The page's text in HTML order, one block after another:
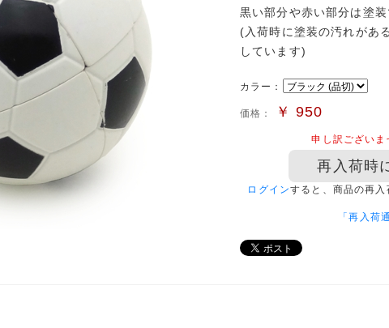
黒い部分や赤い部分は塗
(入荷時に塗装の汚れがあ
しています)
カラー：
価格： ￥ 950
申し訳ござい
再入荷時
ログインすると、商品の再
「再入荷